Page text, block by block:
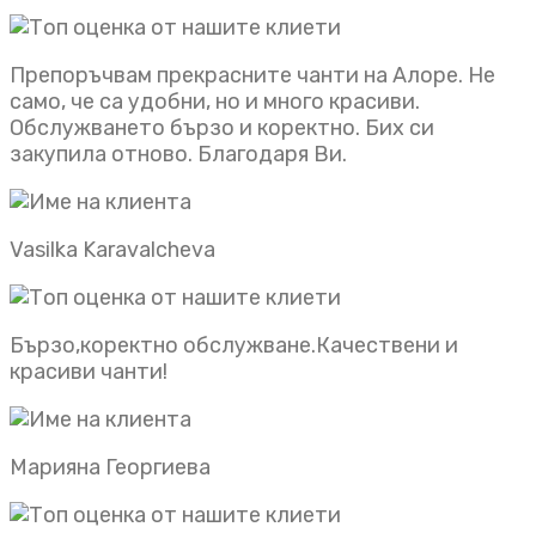
Препоръчвам прекрасните чанти на Алоре. Не
само, че са удобни, но и много красиви.
Обслужването бързо и коректно. Бих си
закупила отново. Благодаря Ви.
Vasilka Karavalcheva
Бързо,коректно обслужване.Качествени и
красиви чанти!
Марияна Георгиева